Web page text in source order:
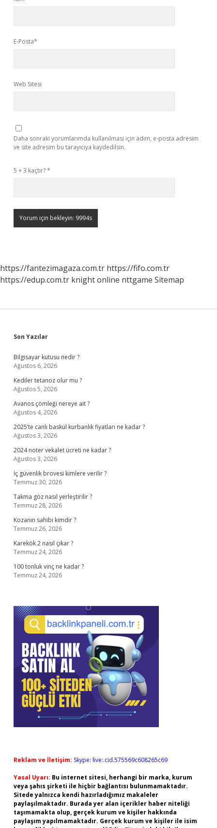
E-Posta*
Web Sitesi
Daha sonraki yorumlarımda kullanılması için adım, e-posta adresim
ve site adresim bu tarayıcıya kaydedilsin.
5 + 3 kaçtır?*
https://fantezimagaza.com.tr https://fifo.com.tr
https://edup.com.tr knight online nttgame Sitemap
Sidebar
Son Yazılar
Bilgisayar kutusu nedir ?
Ağustos 6, 2026
Kediler tetanoz olur mu ?
Ağustos 5, 2026
Avanos çömleği nereye ait ?
Ağustos 4, 2026
2025’te canlı baskül kurbanlık fiyatları ne kadar ?
Ağustos 3, 2026
2024 noter vekalet ücreti ne kadar ?
Ağustos 3, 2026
İç güvenlik brovesi kimlere verilir ?
Temmuz 30, 2026
Takma göz nasıl yerleştirilir ?
Temmuz 28, 2026
Kozanın sahibi kimdir ?
Temmuz 26, 2026
Karekök 2 nasıl çıkar ?
Temmuz 24, 2026
100 tonluk vinç ne kadar ?
Temmuz 24, 2026
Reklam ve İletişim: Skype: live:.cid.575569c608265c69
Yasal Uyarı: Bu internet sitesi, herhangi bir marka, kurum
veya şahıs şirketi ile hiçbir bağlantısı bulunmamaktadır.
Sitede yalnızca kendi hazırladığımız makaleler
paylaşılmaktadır. Burada yer alan içerikler haber niteliği
taşımamakta olup, gerçek kurum ve kişiler hakkında
paylaşım yapılmamaktadır. Gerçek kurum ve kişiler ile isim